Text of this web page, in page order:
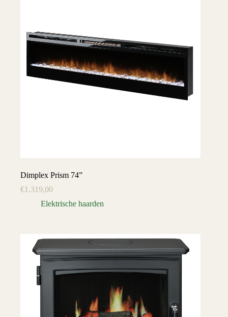
Dimplex Prism 74”
€1.319,00
Elektrische haarden